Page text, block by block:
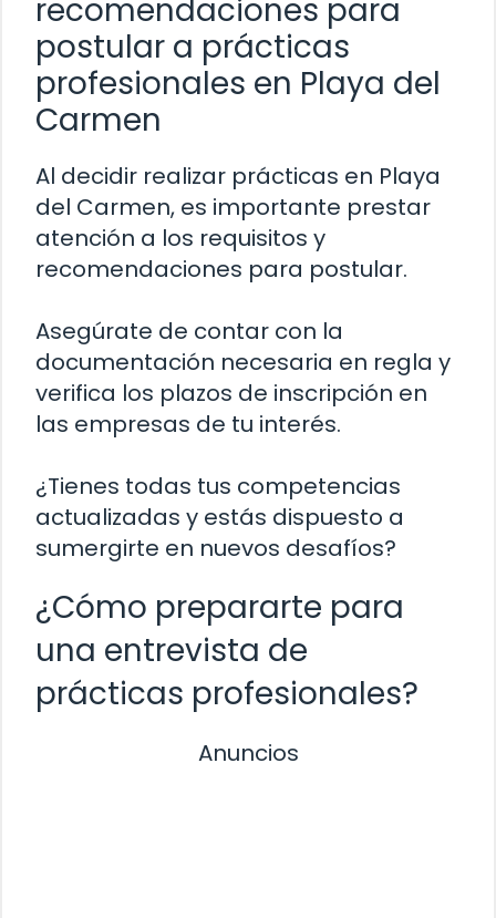
recomendaciones para
postular a prácticas
profesionales en Playa del
Carmen
Al decidir realizar prácticas en Playa
del Carmen, es importante prestar
atención a los requisitos y
recomendaciones para postular.
Asegúrate de contar con la
documentación necesaria en regla y
verifica los plazos de inscripción en
las empresas de tu interés.
¿Tienes todas tus competencias
actualizadas y estás dispuesto a
sumergirte en nuevos desafíos?
¿Cómo prepararte para
una entrevista de
prácticas profesionales?
Anuncios